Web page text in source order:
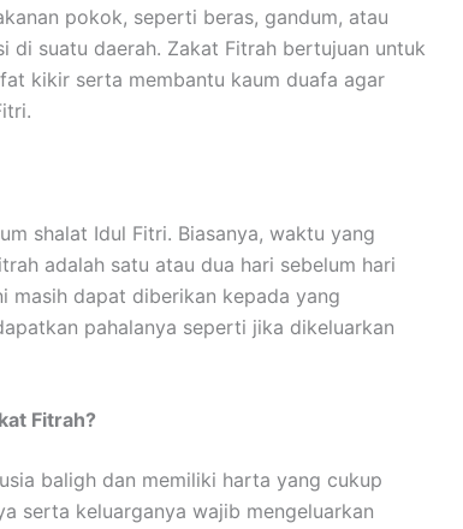
pokok, seperti beras, gandum, atau
di suatu daerah. Zakat Fitrah bertujuan untuk
kikir serta membantu kaum duafa agar
shalat Idul Fitri. Biasanya, waktu yang
adalah satu atau dua hari sebelum hari
masih dapat diberikan kepada yang
pahalanya seperti jika dikeluarkan
Fitrah?
baligh dan memiliki harta yang cukup
serta keluarganya wajib mengeluarkan